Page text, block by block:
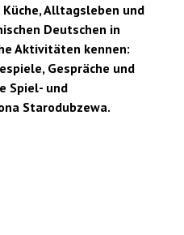
Alltagsleben und
Deutschen in
Aktivitäten kennen:
Gespräche und
Spiel- und
Starodubzewa.